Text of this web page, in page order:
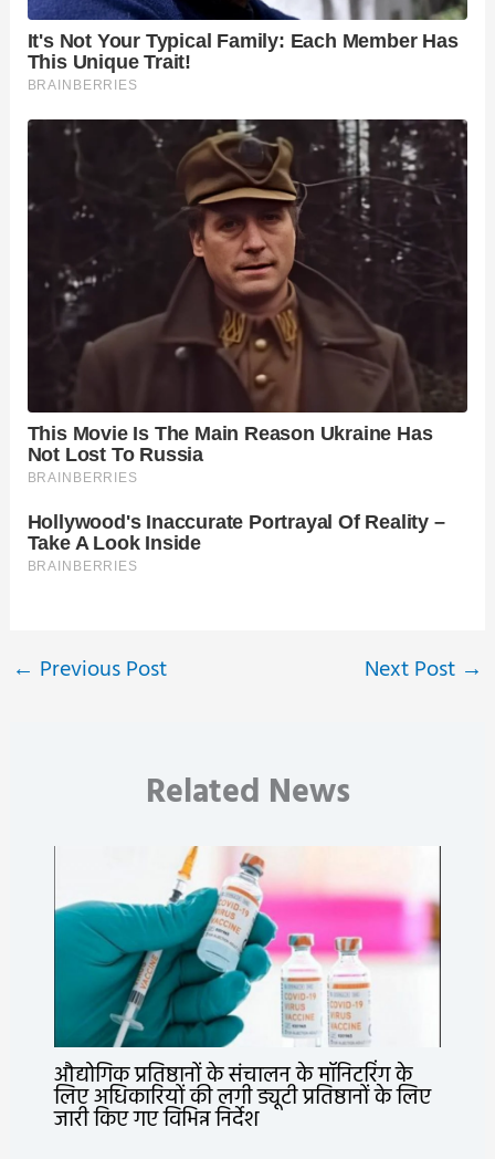
← Previous Post Next Post →
Related News
औद्योगिक प्रतिष्ठानों के संचालन के मॉनिटरिंग के
लिए अधिकारियों की लगी ड्यूटी प्रतिष्ठानों के लिए
जारी किए गए विभिन्न निर्देश